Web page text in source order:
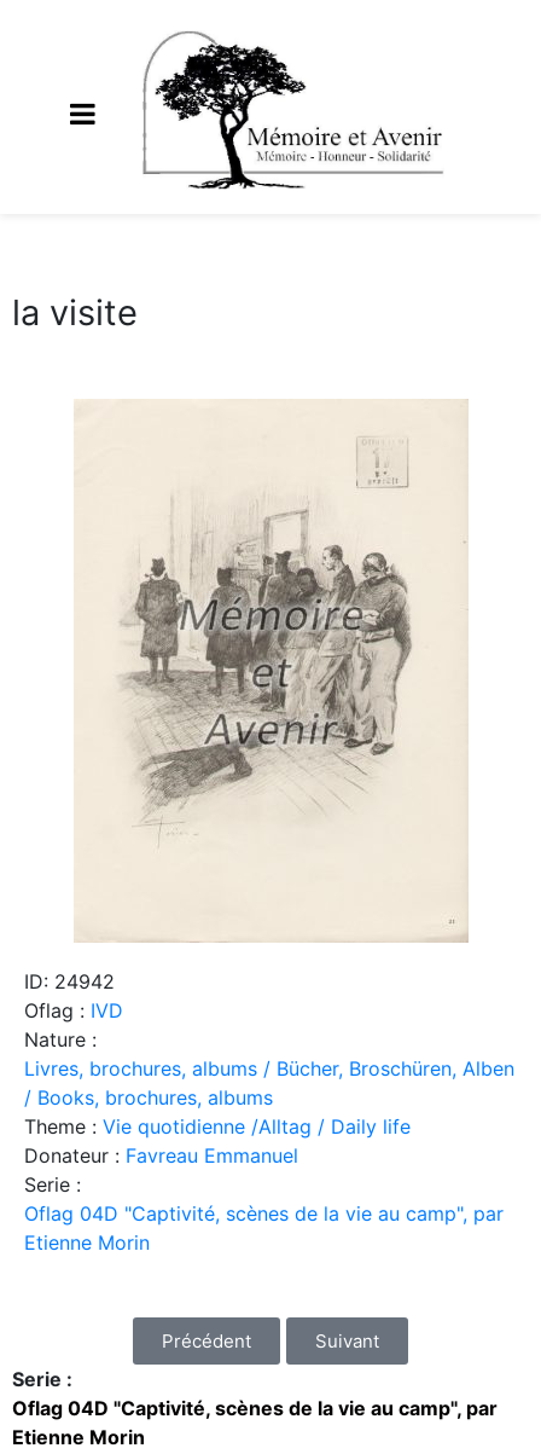
la visite
ID: 24942
Oflag : IVD
Nature :
Livres, brochures, albums / Bücher, Broschüren, Alben
/ Books, brochures, albums
Theme : Vie quotidienne /Alltag / Daily life
Donateur : Favreau Emmanuel
Serie :
Oflag 04D "Captivité, scènes de la vie au camp", par
Etienne Morin
Précédent Suivant
Serie :
Oflag 04D "Captivité, scènes de la vie au camp", par
Etienne Morin